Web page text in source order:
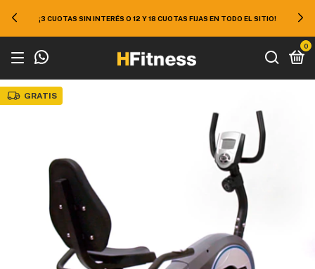
50% EN TODO EL SITIO ¡APROVECHÁ 10% EXTRA DE DESCUENTO EN
EFECTIVO O TRANSFERENCIA!
0
GRATIS